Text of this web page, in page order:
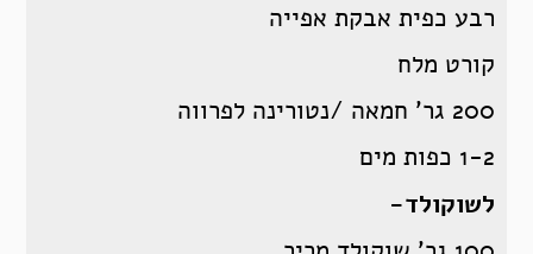
רבע כפית אבקת אפייה
קורט מלח
200 גר’ חמאה /נטורינה לפרווה
1-2 כפות מים
לשוקולד-